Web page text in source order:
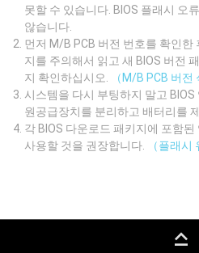
못할 수 있습니다. BIOS 플래시 오
않습니다.
먼저 M/B PCB 버전 번호를 확인한
지를 주의해서 읽고 새 BIOS 버전
지 확인하십시오.
（M/B PCB 버전
시스템을 다시 부팅하지 말고
원공급장치를 분리하고 배터리를
각 BIOS 다운로드 패키지에 포함
사용할 것을 권장합니다.
（플래시
keyboard_capslock